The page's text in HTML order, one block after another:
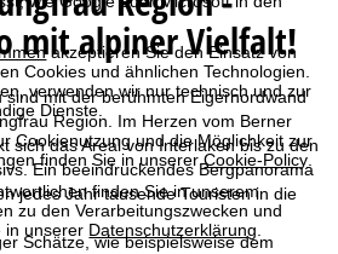
akzeptieren Sie den Einsatz von
Cookies und ähnlichen Technologien.
verwenden wir nur technisch und zur
Dienste.
Cookienutzung und die Möglichkeit zur
finden Sie in unsererCookie-Policy
finden Sie in unserem
zu den Verarbeitungszwecken und
in unserer Datenschutzerklärung
mit alpiner Vielfalt!
sind mit der berühmten Eigernordwand
Region. Im Herzen vom Berner
sich das Areal von Interlaken bis zu den
Ein beeindruckendes Bergpanorama
jedes Jahr tausende Touristen in die
Schätze, wie beispielsweise dem